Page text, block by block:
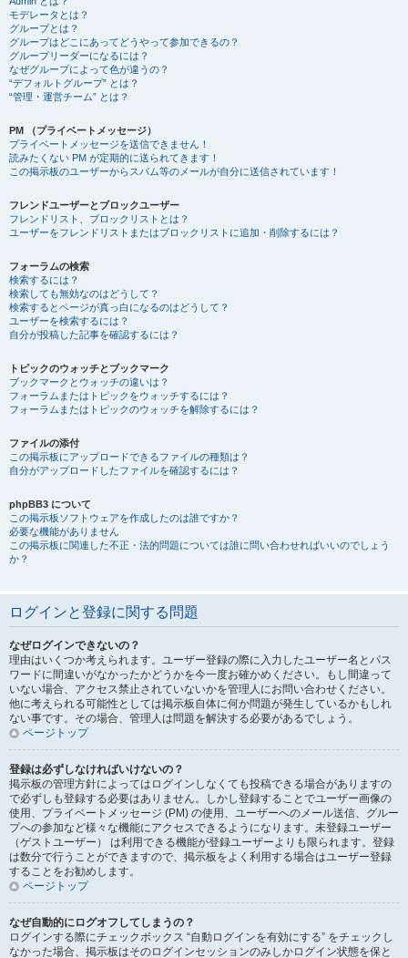
モデレータとは？
グループとは？
グループはどこにあってどうやって参加できるの？
グループリーダーになるには？
なぜグループによって色が違うの？
“デフォルトグループ” とは？
“管理・運営チーム” とは？
PM （プライベートメッセージ）
プライベートメッセージを送信できません！
読みたくない PM が定期的に送られてきます！
この掲示板のユーザーからスパム等のメールが自分に送信されています！
フレンドユーザーとブロックユーザー
フレンドリスト、ブロックリストとは？
ユーザーをフレンドリストまたはブロックリストに追加・削除するには？
フォーラムの検索
検索するには？
検索しても無効なのはどうして？
検索するとページが真っ白になるのはどうして？
ユーザーを検索するには？
自分が投稿した記事を確認するには？
トピックのウォッチとブックマーク
ブックマークとウォッチの違いは？
フォーラムまたはトピックをウォッチするには？
フォーラムまたはトピックのウォッチを解除するには？
ファイルの添付
この掲示板にアップロードできるファイルの種類は？
自分がアップロードしたファイルを確認するには？
phpBB3 について
この掲示板ソフトウェアを作成したのは誰ですか？
必要な機能がありません
この掲示板に関連した不正・法的問題については誰に問い合わせればいいのでしょう
か？
ログインと登録に関する問題
なぜログインできないの？
理由はいくつか考えられます。ユーザー登録の際に入力したユーザー名とパス
ワードに間違いがなかったかどうかを今一度お確かめください。もし間違って
いない場合、アクセス禁止されていないかを管理人にお問い合わせください。
他に考えられる可能性としては掲示板自体に何か問題が発生しているかもしれ
ない事です。その場合、管理人は問題を解決する必要があるでしょう。
ページトップ
登録は必ずしなければいけないの？
掲示板の管理方針によってはログインしなくても投稿できる場合がありますの
で必ずしも登録する必要はありません。しかし登録することでユーザー画像の
使用、プライベートメッセージ (PM) の使用、ユーザーへのメール送信、グルー
プへの参加など様々な機能にアクセスできるようになります。未登録ユーザー
（ゲストユーザー） は利用できる機能が登録ユーザーよりも限られます。登録
は数分で行うことができますので、掲示板をよく利用する場合はユーザー登録
することをお勧めします。
ページトップ
なぜ自動的にログオフしてしまうの？
ログインする際にチェックボックス “自動ログインを有効にする” をチェックし
なかった場合、掲示板はそのログインセッションのみしかログイン状態を保と